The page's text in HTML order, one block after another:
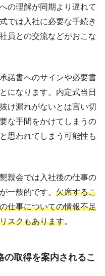
の理解が同期より遅れて
では入社に必要な手続き
員との交流などがおこな
諾書へのサインや必要書
になります。内定式当日
け漏れがないとは言い切
な手間をかけてしまうの
思われてしまう可能性も
親会では入社後の仕事の
一般的です。 欠席するこ
仕事についての情報不足
スクもあります。
の取得を案内されるこ